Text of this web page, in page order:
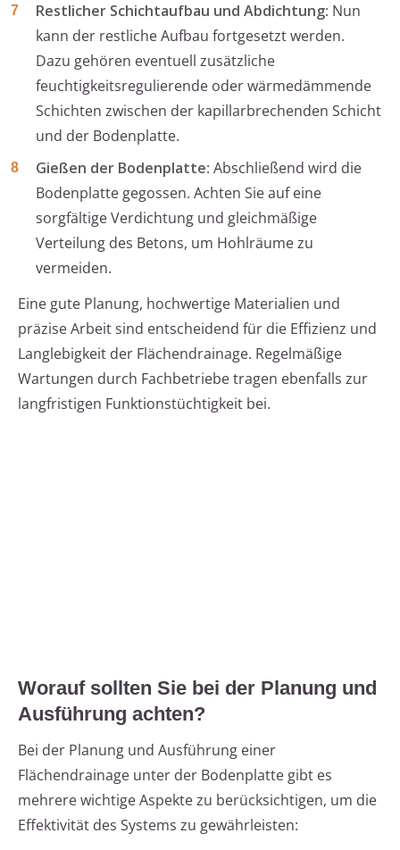
Restlicher Schichtaufbau und Abdichtung: Nun
kann der restliche Aufbau fortgesetzt werden.
Dazu gehören eventuell zusätzliche
feuchtigkeitsregulierende oder wärmedämmende
Schichten zwischen der kapillarbrechenden Schicht
und der Bodenplatte.
Gießen der Bodenplatte: Abschließend wird die
Bodenplatte gegossen. Achten Sie auf eine
sorgfältige Verdichtung und gleichmäßige
Verteilung des Betons, um Hohlräume zu
vermeiden.
Eine gute Planung, hochwertige Materialien und
präzise Arbeit sind entscheidend für die Effizienz und
Langlebigkeit der Flächendrainage. Regelmäßige
Wartungen durch Fachbetriebe tragen ebenfalls zur
langfristigen Funktionstüchtigkeit bei.
Worauf sollten Sie bei der Planung und
Ausführung achten?
Bei der Planung und Ausführung einer
Flächendrainage unter der Bodenplatte gibt es
mehrere wichtige Aspekte zu berücksichtigen, um die
Effektivität des Systems zu gewährleisten: